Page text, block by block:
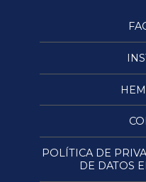
POLÍTICA DE
DE DATOS